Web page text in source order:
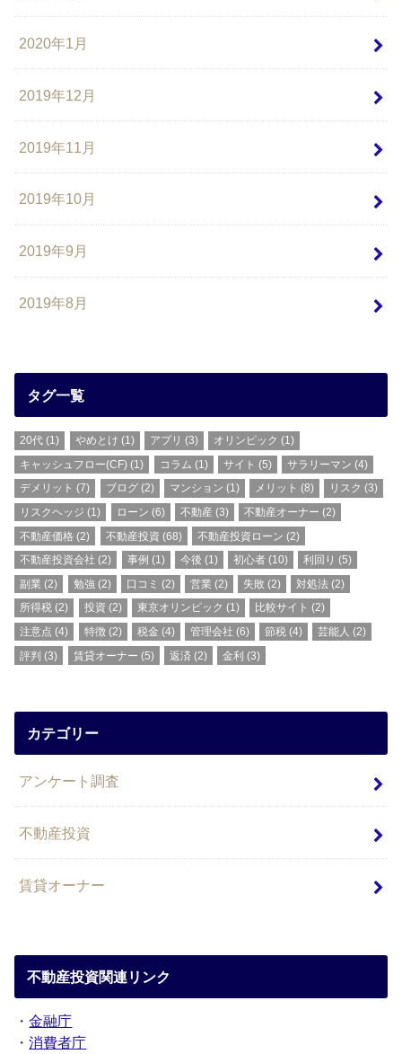
2020年1月
2019年12月
2019年11月
2019年10月
2019年9月
2019年8月
タグ一覧
20代 (1) やめとけ (1) アプリ (3) オリンピック (1)
キャッシュフロー(CF) (1) コラム (1) サイト (5) サラリーマン (4)
デメリット (7) ブログ(2) マンション (1) メリット (8) リスク (3)
リスクヘッジ (1) ローン (6) 不動産(3) 不動産オーナー (2)
不動産価格 (2) 不動産投資 (68) 不動産投資ローン (2)
不動産投資会社 (2) 事例 (1) 今後 (1) 初心者 (10) 利回り (5)
副業 (2) 勉強 (2) 口コミ (2) 営業 (2) 失敗 (2) 対処法 (2)
所得税 (2) 投資 (2) 東京オリンピック (1) 比較サイト (2)
注意点 (4) 特徴(2) 税金 (4) 管理会社 (6) 節税 (4) 芸能人 (2)
評判 (3) 賃貸オーナー (5) 返済 (2) 金利 (3)
カテゴリー
アンケート調査
不動産投資
賃貸オーナー
不動産投資関連リンク
・金融庁
・消費者庁